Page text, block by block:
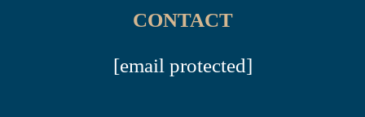
CONTACT
[email protected]